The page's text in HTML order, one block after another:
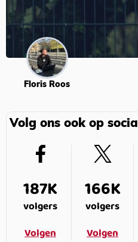
Floris Roos
Volg ons ook op social
187K
volgers
Volgen
166K
volgers
Volgen